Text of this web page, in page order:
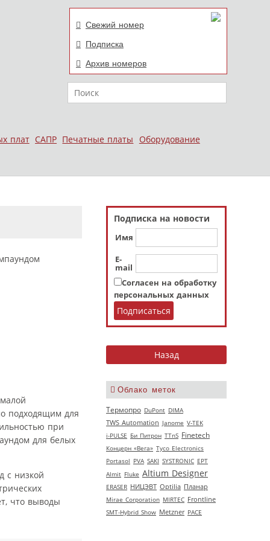
Свежий номер
Подписка
Архив номеров
Поиск
плат САПР Печатные платы
Оборудование
Подписка на новости
Имя
E-
mail
Согласен на обработку
персональных данных
Облако меток
Термопро DuPont DIMA
TWS Automation Janome V‑TEK
i-PULSE Би Питрон TTnS Finetech
Концерн «Вега» Tyco Electronics
Portasol PVA SAKI SYSTRONIC EPT
Almit Fluke Altium Designer
ERASER НИЦЭВТ Optilia Планар
Mirae Corporation MIRTEC Frontline
SMT-Hybrid Show Metzner РАСЕ
подходящим для
при
для белых
с низкой
что выводы